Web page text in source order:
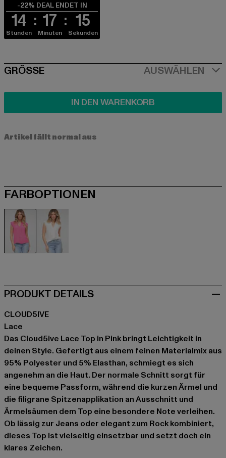
-22% DEAL ENDET IN
14
Stunden
17
Minuten
15
Sekunden
SIZE
GRÖSSE AUSWÄHLEN
IN DEN WARENKORB
Artikel fällt normal aus
FARBOPTIONEN
PRODUKT DETAILS
CLOUD5IVE
Lace
Das Cloud5ive Lace Top in Pink bringt Leichtigkeit in
deinen Style. Gefertigt aus einem feinen Materialmix aus
95% Polyester und 5% Elasthan, schmiegt es sich
angenehm an die Haut. Der normale Schnitt sorgt für
eine bequeme Passform, während die kurzen Ärmel und
die filigrane Spitzenapplikation an Ausschnitt und
Ärmelsäumen dem Top eine besondere Note verleihen.
Ob lässig zur Jeans oder elegant zum Rock kombiniert,
dieses Top ist vielseitig einsetzbar und setzt doch ein
klares Zeichen.